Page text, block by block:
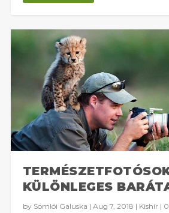
KÜLÖNLEGES
by Somlói Galuska | Aug 7, 2018 | Kishír| 0